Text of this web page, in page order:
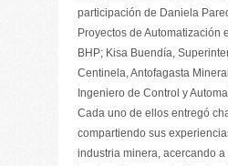
participación de Daniela
Proyectos de Automatización
BHP; Kisa Buendía,
Centinela, Antofagasta
Ingeniero de Control y
Cada uno de ellos entregó
compartiendo sus
industria minera, acercando